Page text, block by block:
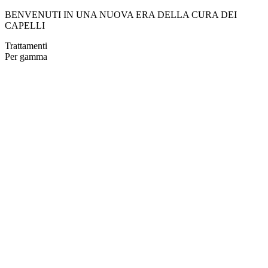
BENVENUTI IN UNA NUOVA ERA DELLA CURA DEI
CAPELLI
Trattamenti
Per gamma